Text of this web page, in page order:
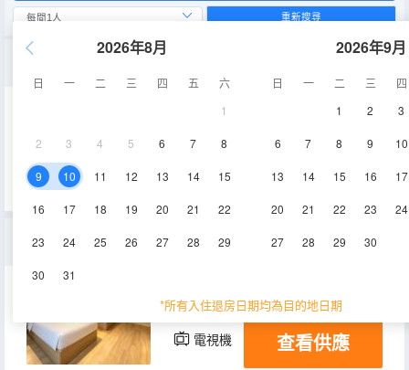
2026年8月
日 一 二 三 四 五
六
1
2 3 4 5 6 7 8
9 10 11 12 13 14 15
16 17 18 19 20 21 22
23 24 25 26 27 28 29
30 31
2026年9月
日 一 二 三
四
1
2 3
6 7 8 9 10
13 14 15 16 17
20 21 22 23 24
27 28 29 30
*所有入住退房日期均為目的地日期
重新搜尋
55-60㎡ 空調
25-30㎡ 4-5層
電視機 查看供應